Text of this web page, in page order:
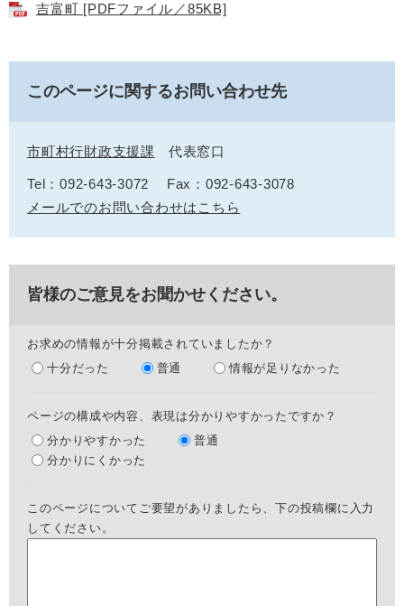
吉富町 [PDFファイル／85KB]
このページに関するお問い合わせ先
市町村行財政支援課 代表窓口
Tel：092-643-3072
Fax：092-643-3078
メールでのお問い合わせはこちら
皆様のご意見をお聞かせください。
お求めの情報が十分掲載されていましたか？
十分だった
普通 情報が足りなかった
ページの構成や内容、表現は分かりやすかったですか？
分かりやすかった
普通
分かりにくかった
このページについてご要望がありましたら、下の投稿欄に入力
してください。